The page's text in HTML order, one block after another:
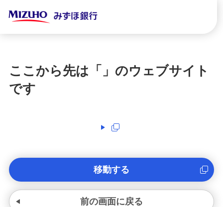
ここから先は「 」のウェブサイト
です
移動する
前の画面に戻る